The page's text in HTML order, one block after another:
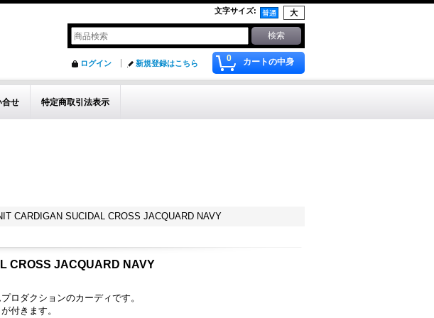
文字サイズ:
0 カートの中身
ログイン 新規登録はこちら
合せ 特定商取引法表示
CARDIGAN SUCIDAL CROSS JACQUARD NAVY
CROSS JACQUARD NAVY
ロダクションのカーディです。
付きます。